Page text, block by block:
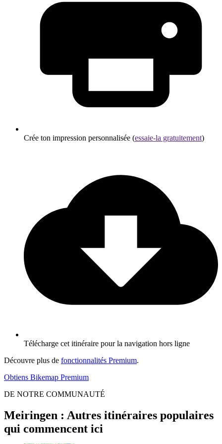
Crée ton impression personnalisée (essaie-la gratuitement)
Télécharge cet itinéraire pour la navigation hors ligne
Découvre plus de fonctionnalités Premium.
Obtiens Bikemap Premium
DE NOTRE COMMUNAUTÉ
Meiringen : Autres itinéraires populaires
qui commencent ici